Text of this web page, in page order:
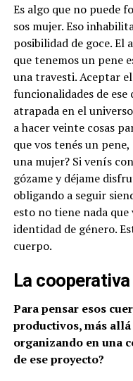
Es algo que no puede
sos mujer. Eso
posibilidad de goce.
que tenemos un pene
una travesti. Aceptar
funcionalidades de
atrapada en el
a hacer veinte cosas
que vos tenés un
una mujer? Si venís
gózame y déjame
obligando a seguir
esto no tiene nada
identidad de género.
cuerpo.
La cooperativa
Para pensar esos
productivos, más
organizando en una
de ese proyecto?